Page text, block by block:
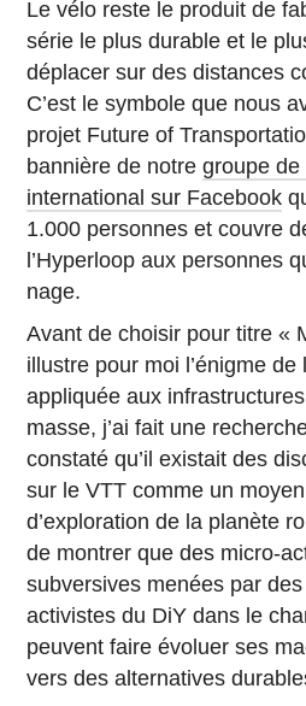
Le vélo reste le produit de
série le plus durable et le
déplacer sur des distances
C’est le symbole que nous
projet Future of
bannière de notregroupe
international sur Facebook
1.000 personnes et couvre
l’Hyperloop aux personnes
nage.
Avant de choisir pour titre «
illustre pour moi l’énigme de
appliquée aux
masse, j’ai fait une
constaté qu’il existait des
sur le VTT comme un
d’exploration de la planète
de montrer que des micro-
subversives menées par
activistes du DiY dans le
peuvent faire évoluer ses
vers des alternatives